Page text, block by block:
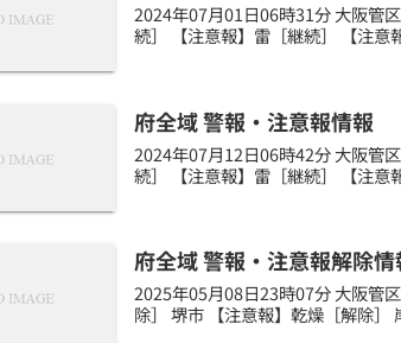
2024年07月01日06時31分 大阪管
続］ 【注意報】雷［継続］ 【注意
府全域 警報・注意報情報
2024年07月12日06時42分 大阪管
続］ 【注意報】雷［継続］ 【注意
府全域 警報・注意報解除情
2025年05月08日23時07分 大阪管
除］ 堺市 【注意報】乾燥［解除］